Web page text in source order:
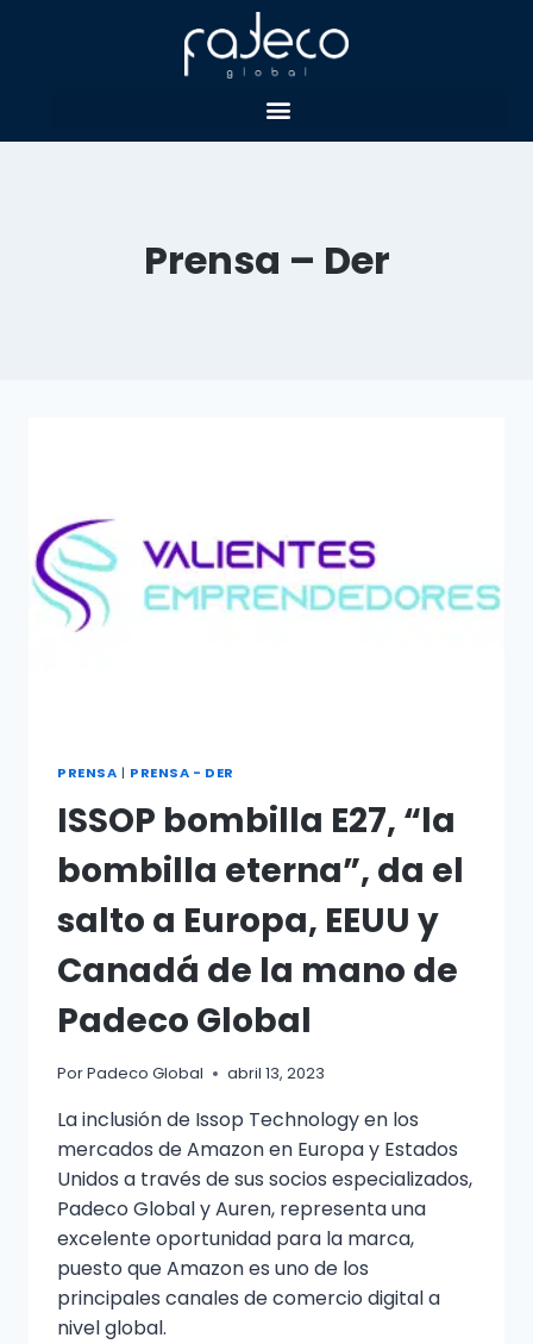
Prensa – Der
PRENSA | PRENSA - DER
ISSOP bombilla E27, “la
bombilla eterna”, da el
salto a Europa, EEUU y
Canadá de la mano de
Padeco Global
PorPadeco Global abril 13, 2023
La inclusión de Issop Technology en los
mercados de Amazon en Europa y Estados
Unidos a través de sus socios especializados,
Padeco Global y Auren, representa una
excelente oportunidad para la marca,
puesto que Amazon es uno de los
principales canales de comercio digital a
nivel global.